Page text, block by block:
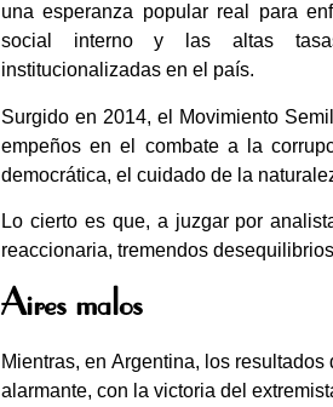
una esperanza popular real para
social interno y las altas
institucionalizadas en el país.
Surgido en 2014, el Movimiento
empeños en el combate a la
democrática, el cuidado de la
Lo cierto es que, a juzgar por
reaccionaria, tremendos
Aires malos
Mientras, en Argentina, los
alarmante, con la victoria del